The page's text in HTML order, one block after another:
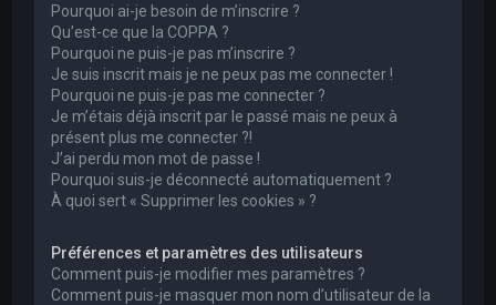
Pourquoi ai-je besoin de m’inscrire ?
Qu’est-ce que la COPPA ?
Pourquoi ne puis-je pas m’inscrire ?
Je suis inscrit mais je ne peux pas me connecter !
Pourquoi ne puis-je pas me connecter ?
Je m’étais déjà inscrit par le passé mais ne peux à
présent plus me connecter ?!
J’ai perdu mon mot de passe !
Pourquoi suis-je déconnecté automatiquement ?
À quoi sert « Supprimer les cookies » ?
Préférences et paramètres des utilisateurs
Comment puis-je modifier mes paramètres ?
Comment puis-je masquer mon nom d’utilisateur de la